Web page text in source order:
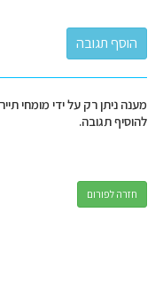
מענה ניתן רק על ידי מומחי
להוסיף תגובה.
חזרה לפורום